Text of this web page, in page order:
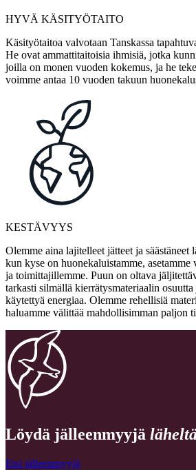
HYVÄ KÄSITYÖTAITO
Käsityötaitoa valvotaan Tanskassa
He ovat ammattitaitoisia ihmisiä, jotka
joilla on monen vuoden kokemus, ja he
voimme antaa 10 vuoden takuun
KESTÄVYYS
Olemme aina lajitelleet jätteet ja säästäneet
kun kyse on huonekaluistamme, asetamme
ja toimittajillemme. Puun on oltava
tarkasti silmällä kierrätysmateriaalin osuutta
käytettyä energiaa. Olemme rehellisiä
haluamme välittää mahdollisimman paljon
Löydä jälleenmyyjä
Etsi jälleenmyyjä